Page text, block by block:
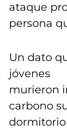
ataque
persona
Un dato
jóvenes
murieron
carbono
dormitorio